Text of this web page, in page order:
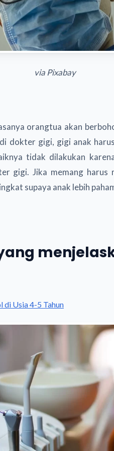
via Pixabay
orangtua akan
dokter gigi, gigi anak
tidak dilakukan
gigi. Jika memang harus
supaya anak lebih
di Usia 4-5 Tahun